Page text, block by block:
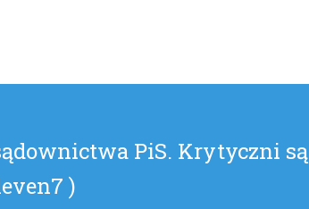
)
PiS. Krytyczni są
)